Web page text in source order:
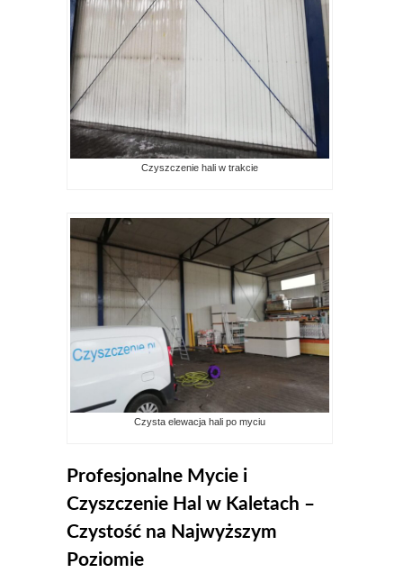
Czyszczenie hali w trakcie
Czysta elewacja hali po myciu
Profesjonalne Mycie i
Czyszczenie Hal w Kaletach –
Czystość na Najwyższym
Poziomie